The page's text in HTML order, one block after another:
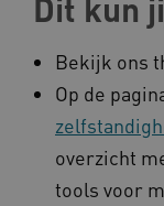
Dit kun
Bekijk ons
Op de
overzicht
tools voor